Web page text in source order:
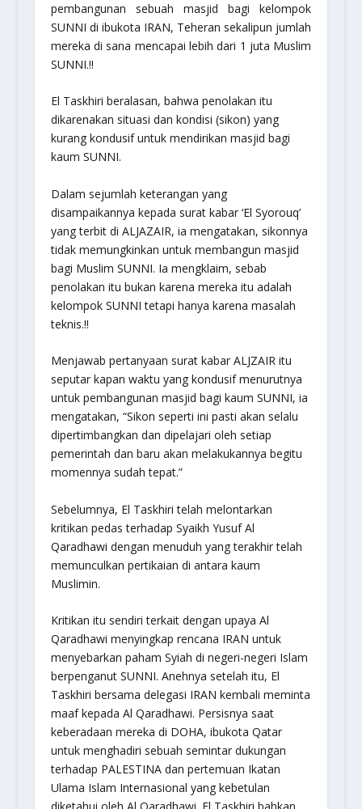
pembangunan sebuah masjid bagi kelompok
SUNNI di ibukota IRAN, Teheran sekalipun jumlah
mereka di sana mencapai lebih dari 1 juta Muslim
SUNNI.!!
El Taskhiri beralasan, bahwa penolakan itu
dikarenakan situasi dan kondisi (sikon) yang
kurang kondusif untuk mendirikan masjid bagi
kaum SUNNI.
Dalam sejumlah keterangan yang
disampaikannya kepada surat kabar ‘El Syorouq’
yang terbit di ALJAZAIR, ia mengatakan, sikonnya
tidak memungkinkan untuk membangun masjid
bagi Muslim SUNNI. Ia mengklaim, sebab
penolakan itu bukan karena mereka itu adalah
kelompok SUNNI tetapi hanya karena masalah
teknis.!!
Menjawab pertanyaan surat kabar ALJZAIR itu
seputar kapan waktu yang kondusif menurutnya
untuk pembangunan masjid bagi kaum SUNNI, ia
mengatakan, “Sikon seperti ini pasti akan selalu
dipertimbangkan dan dipelajari oleh setiap
pemerintah dan baru akan melakukannya begitu
momennya sudah tepat.”
Sebelumnya, El Taskhiri telah melontarkan
kritikan pedas terhadap Syaikh Yusuf Al
Qaradhawi dengan menuduh yang terakhir telah
memunculkan pertikaian di antara kaum
Muslimin.
Kritikan itu sendiri terkait dengan upaya Al
Qaradhawi menyingkap rencana IRAN untuk
menyebarkan paham Syiah di negeri-negeri Islam
berpenganut SUNNI. Anehnya setelah itu, El
Taskhiri bersama delegasi IRAN kembali meminta
maaf kepada Al Qaradhawi. Persisnya saat
keberadaan mereka di DOHA, ibukota Qatar
untuk menghadiri sebuah semintar dukungan
terhadap PALESTINA dan pertemuan Ikatan
Ulama Islam Internasional yang kebetulan